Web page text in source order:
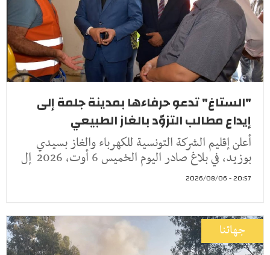
"الستاغ" تدعو حرفاءها بمدينة جلمة إلى
إيداع مطالب التزوّد بالغاز الطبيعي
أعلن إقليم الشركة التونسية للكهرباء والغاز بسيدي
بوزيد، في بلاغ صادر اليوم الخميس 6 أوت، 2026 إل
20:57 - 2026/08/06
جهاتنا